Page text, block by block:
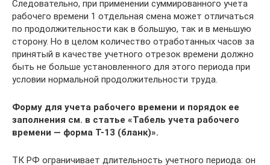
Следовательно, при применении суммированного учета
рабочего времени 1 отдельная смена может отличаться
по продолжительности как в большую, так и в меньшую
сторону. Но в целом количество отработанных часов за
принятый в качестве учетного отрезок времени должно
быть не больше установленного для этого периода при
условии нормальной продолжительности труда.
Форму для учета рабочего времени и порядок ее
заполнения см. в статье «Табель учета рабочего
времени — форма Т-13 (бланк)».
ТК РФ ограничивает длительность учетного периода: он